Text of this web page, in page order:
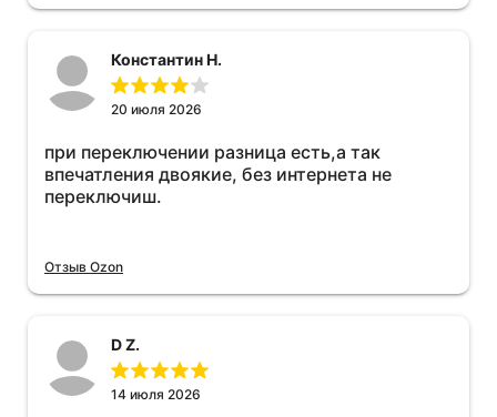
Константин Н.
20 июля 2026
при переключении разница есть,а так
впечатления двоякие, без интернета не
переключиш.
Отзыв Ozon
D Z.
14 июля 2026